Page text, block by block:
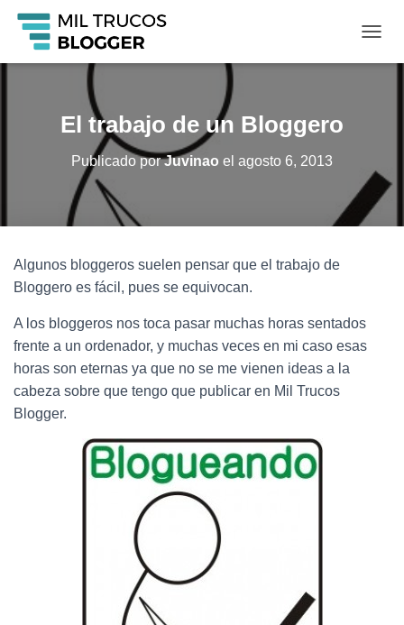
A
D
El trabajo de un Bloggero
Publicado porJuvinao el agosto 6, 2013
Algunos bloggeros suelen pensar que el trabajo de
Bloggero es fácil, pues se equivocan.
A los bloggeros nos toca pasar muchas horas sentados
frente a un ordenador, y muchas veces en mi caso esas
horas son eternas ya que no se me vienen ideas a la
cabeza sobre que tengo que publicar en Mil Trucos
Blogger.